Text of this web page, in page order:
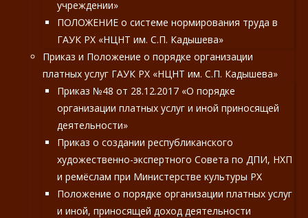
учреждении»
ПОЛОЖЕНИЕ о системе нормирования труда в
ГАУК РХ «НЦНТ им. С.П. Кадышева»
Приказ и Положение о порядке организации
платных услуг ГАУК РХ «НЦНТ им. С.П. Кадышева»
Приказ №48 от 28.12.2017 «О порядке
организации платных услуг и иной приносящей
деятельности»
Приказ о создании республиканского
художественно-экспертного Совета по ДПИ, НХП
и ремёслам при Министерстве культуры РХ
Положение о порядке организации платных услуг
и иной, приносящей доход деятельности